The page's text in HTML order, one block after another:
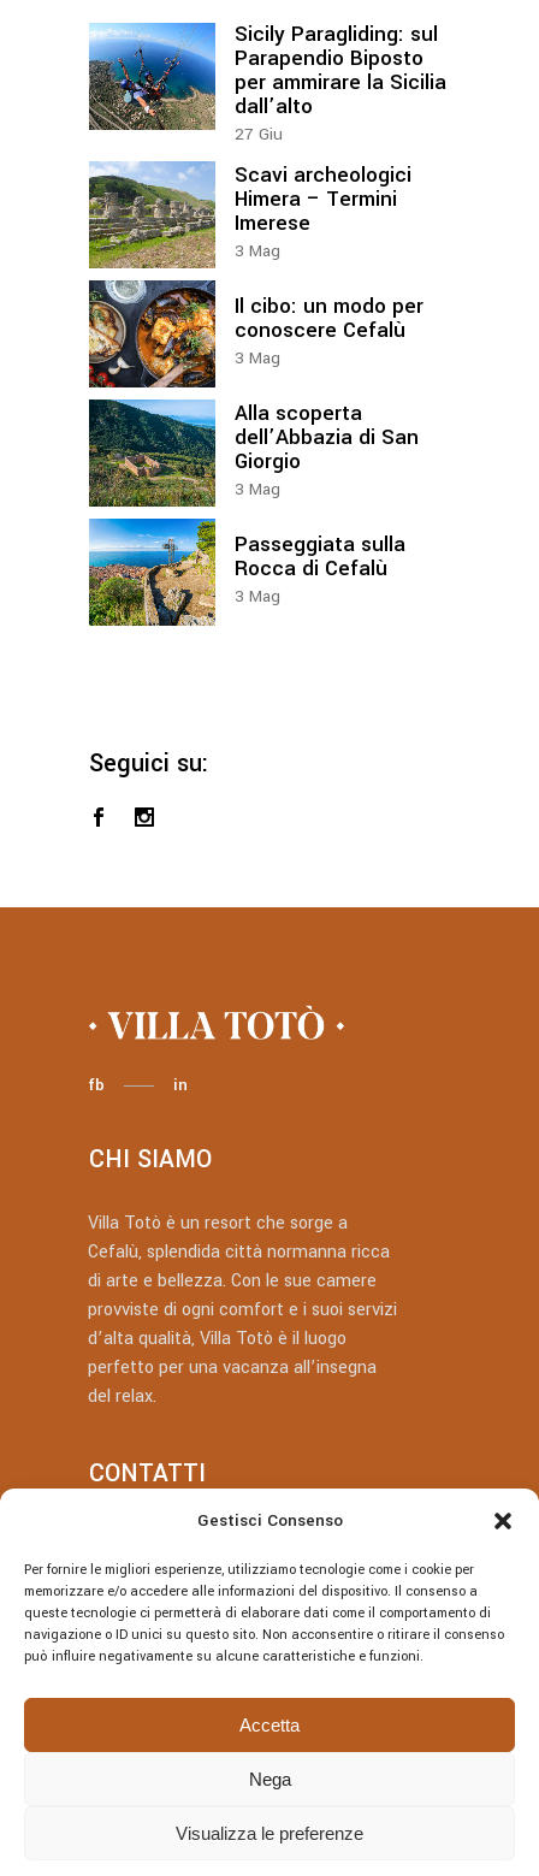
Gestisci Consenso
Per fornire le migliori esperienze, utilizziamo tecnologie come i cookie per
memorizzare e/o accedere alle informazioni del dispositivo. Il consenso a
queste tecnologie ci permetterà di elaborare dati come il comportamento di
navigazione o ID unici su questo sito. Non acconsentire o ritirare il consenso
può influire negativamente su alcune caratteristiche e funzioni.
Accetta
Nega
Visualizza le preferenze
Sicily Paragliding: sul
Parapendio Biposto
per ammirare la Sicilia
dall’alto
27 Giu
Scavi archeologici
Himera – Termini
Imerese
3 Mag
Il cibo: un modo per
conoscere Cefalù
3 Mag
Alla scoperta
dell’Abbazia di San
Giorgio
3 Mag
Passeggiata sulla
Rocca di Cefalù
3 Mag
Seguici su:
fb in
CHI SIAMO
Villa Totò è un resort che sorge a
Cefalù, splendida città normanna ricca
di arte e bellezza. Con le sue camere
provviste di ogni comfort e i suoi servizi
d’alta qualità, Villa Totò è il luogo
perfetto per una vacanza all’insegna
del relax.
CONTATTI
villatotocefalu@gmail.com
Via Vitaliano Brancati, 50, Cefalù
© Villa Totò P.Iva: 06614230826 – CIR:
IT082027A1JRBF2V6U | DESIGNED BY